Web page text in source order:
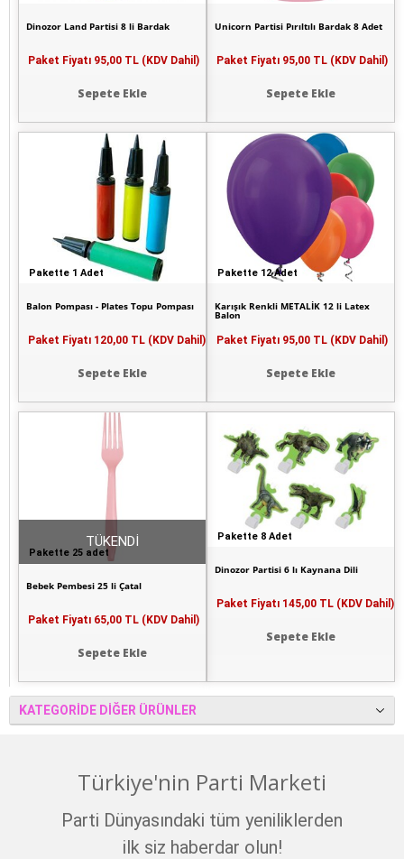
Unicorn Partisi Pırıltılı Bardak 8 Adet
Paket Fiyatı 95,00 TL (KDV Dahil)
Sepete Ekle
Dinozor Land Partisi 8 li Bardak
Paket Fiyatı 95,00 TL (KDV Dahil)
Sepete Ekle
Pakette 12 Adet
Karışık Renkli METALİK 12 li Latex
Balon
Paket Fiyatı 95,00 TL (KDV Dahil)
Sepete Ekle
Pakette 1 Adet
Balon Pompası - Plates Topu Pompası
Paket Fiyatı 120,00 TL (KDV Dahil)
Sepete Ekle
Pakette 8 Adet
Dinozor Partisi 6 lı Kaynana Dili
Paket Fiyatı 145,00 TL (KDV Dahil)
Sepete Ekle
Pakette 25 adet
Bebek Pembesi 25 li Çatal
Paket Fiyatı 65,00 TL (KDV Dahil)
Sepete Ekle
TÜKENDİ
KATEGORIDE DIĞER ÜRÜNLER
Türkiye'nin Parti Marketi
Parti Dünyasındaki tüm yeniliklerden
ilk siz haberdar olun!